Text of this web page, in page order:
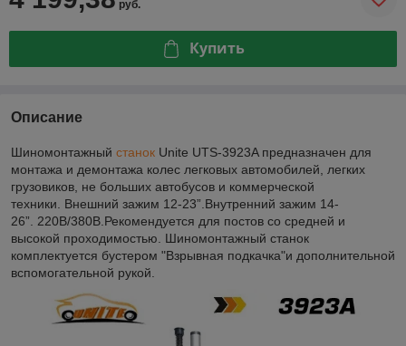
руб.
Купить
Описание
Шиномонтажный станок Unite UTS-3923A предназначен для
монтажа и демонтажа колес легковых автомобилей, легких
грузовиков, не больших автобусов и коммерческой
техники. Внешний зажим 12-23”.Внутренний зажим 14-
26”. 220В/380В.Рекомендуется для постов со средней и
высокой проходимостью. Шиномонтажный станок
комплектуется бустером "Взрывная подкачка"и дополнительной
вспомогательной рукой.